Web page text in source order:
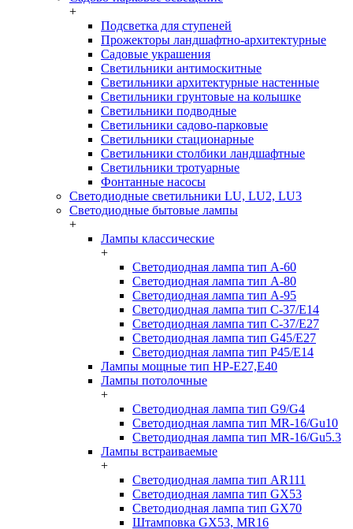
+
Подсветка для ступеней
Прожекторы ландшафтно-архитектурные
Садовые украшения
Светильники антимоскитные
Светильники архитектурные настенные
Светильники грунтовые на колышке
Светильники подводные
Светильники садово-парковые
Светильники стационарные
Светильники столбики ландшафтные
Светильники тротуарные
Фонтанные насосы
Светодиодные светильники LU, LU2, LU3
Светодиодные бытовые лампы
+
Лампы классические
+
Светодиодная лампа тип A-60
Светодиодная лампа тип A-80
Светодиодная лампа тип A-95
Светодиодная лампа тип C-37/Е14
Светодиодная лампа тип C-37/Е27
Светодиодная лампа тип G45/E27
Светодиодная лампа тип P45/E14
Лампы мощные тип HP-E27,E40
Лампы потолочные
+
Светодиодная лампа тип G9/G4
Светодиодная лампа тип MR-16/Gu10
Светодиодная лампа тип MR-16/Gu5.3
Лампы встраиваемые
+
Светодиодная лампа тип AR111
Светодиодная лампа тип GX53
Светодиодная лампа тип GX70
Штамповка GX53, MR16